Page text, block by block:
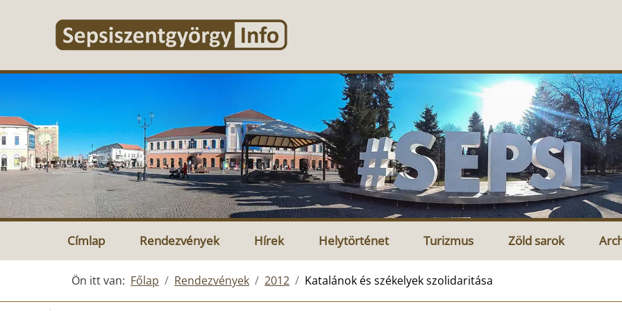
Címlap Rendezvények Hírek Helytörténet Turizmus Zöld sarok
Ön itt van: Főlap Rendezvények 2012 Katalánok és székelyek szolidaritása